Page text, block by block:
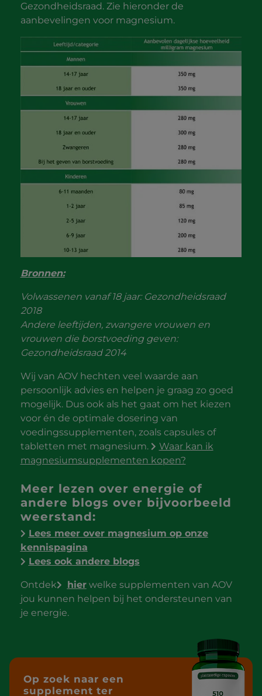
Gezondheidsraad. Zie hieronder de
aanbevelingen voor magnesium.
Bronnen:
Volwassenen vanaf 18 jaar: Gezondheidsraad
2018
Andere leeftijden, zwangere vrouwen en
vrouwen die borstvoeding geven:
Gezondheidsraad 2014
Wij van AOV hechten veel waarde aan
persoonlijk advies en helpen je graag zo goed
mogelijk. Dus ook als het gaat om het kiezen
voor én de optimale dosering van
voedingssupplementen, zoals capsules of
tabletten met magnesium.
Waar kan ik
magnesiumsupplementen kopen?
Meer lezen over energie of
andere blogs over bijvoorbeeld
weerstand:
Lees meer over magnesium op onze
kennispagina
Lees ook andere blogs
Ontdek hier welke supplementen van AOV
jou kunnen helpen bij het ondersteunen van
je energie.
Op zoek naar een
supplement ter